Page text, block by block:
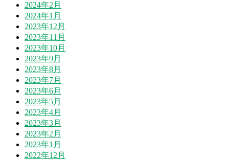
2024年2月
2024年1月
2023年12月
2023年11月
2023年10月
2023年9月
2023年8月
2023年7月
2023年6月
2023年5月
2023年4月
2023年3月
2023年2月
2023年1月
2022年12月